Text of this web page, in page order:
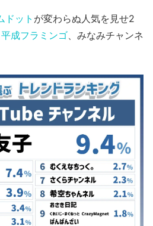
ドット が変わらぬ人気を見せ2
平成フラミンゴ 、みなみチャンネ